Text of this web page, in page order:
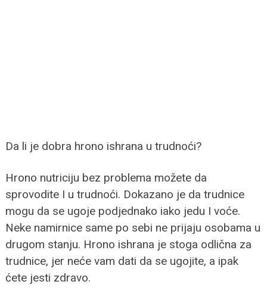
Da li je dobra hrono ishrana u trudnoći?
Hrono nutriciju bez problema možete da
sprovodite I u trudnoći. Dokazano je da trudnice
mogu da se ugoje podjednako iako jedu I voće.
Neke namirnice same po sebi ne prijaju osobama u
drugom stanju. Hrono ishrana je stoga odlična za
trudnice, jer neće vam dati da se ugojite, a ipak
ćete jesti zdravo.